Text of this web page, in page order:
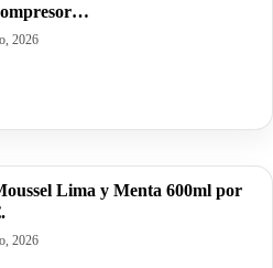
2026
Lima y Menta 600ml por
2026